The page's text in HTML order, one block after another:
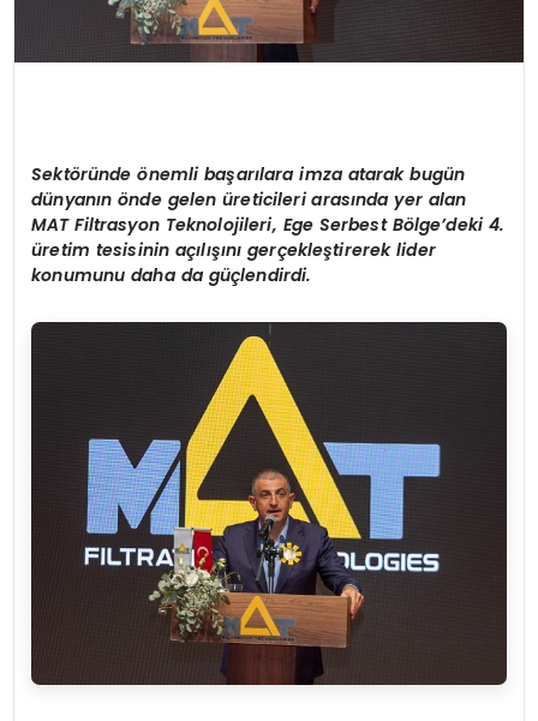
Sektöründe önemli başarılara imza atarak bugün
dünyanın önde gelen üreticileri arasında yer alan
MAT Filtrasyon Teknolojileri, Ege Serbest Bölge’deki 4.
üretim tesisinin açılışını gerçekleştirerek lider
konumunu daha da güçlendirdi.